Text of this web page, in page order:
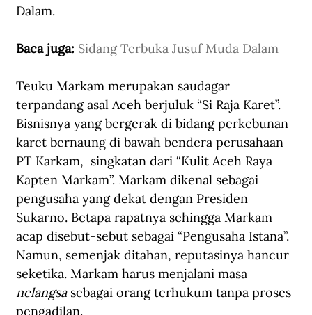
Dalam.
Baca juga: Sidang Terbuka Jusuf Muda Dalam
Teuku Markam merupakan saudagar
terpandang asal Aceh berjuluk “Si Raja Karet”.
Bisnisnya yang bergerak di bidang perkebunan
karet bernaung di bawah bendera perusahaan
PT Karkam,  singkatan dari “Kulit Aceh Raya
Kapten Markam”. Markam dikenal sebagai
pengusaha yang dekat dengan Presiden
Sukarno. Betapa rapatnya sehingga Markam
acap disebut-sebut sebagai “Pengusaha Istana”.
Namun, semenjak ditahan, reputasinya hancur
seketika. Markam harus menjalani masa
nelangsa sebagai orang terhukum tanpa proses
pengadilan.